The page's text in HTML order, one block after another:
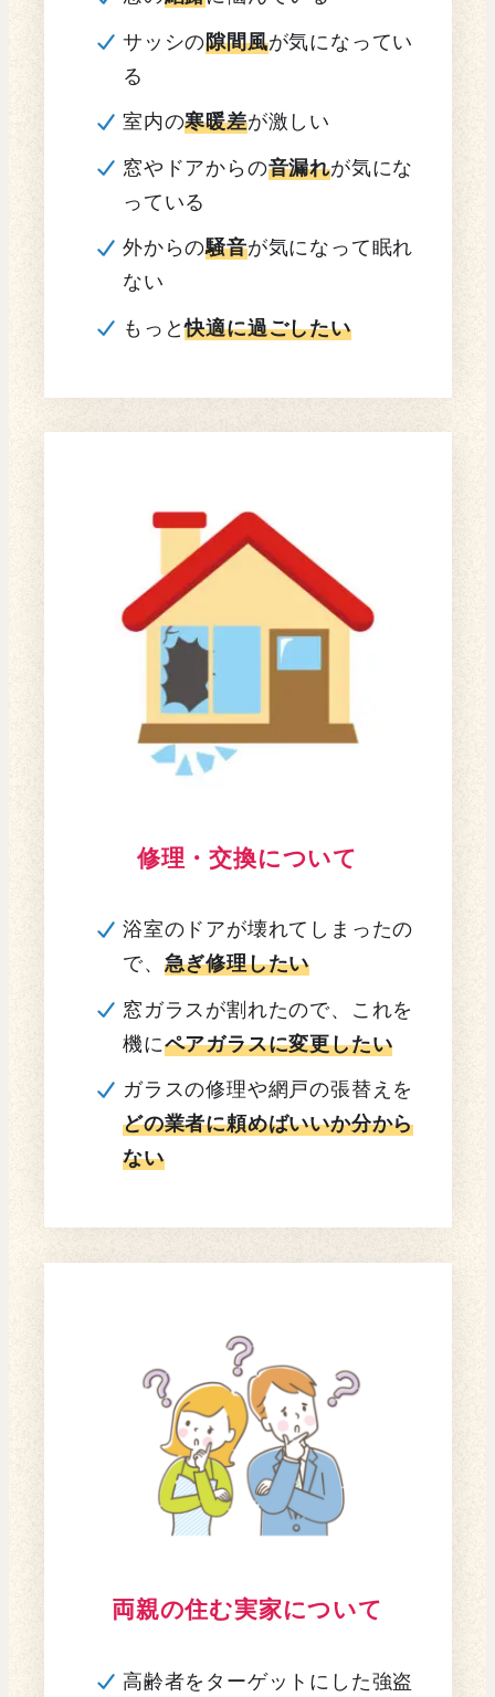
サッシの隙間風が気になってい
る
室内の寒暖差が激しい
窓やドアからの音漏れが気にな
っている
外からの騒音が気になって眠れ
ない
もっと快適に過ごしたい
修理・交換について
浴室のドアが壊れてしまったの
で、 急ぎ修理したい
窓ガラスが割れたので、これを
機にペアガラスに変更したい
ガラスの修理や網戸の張替えを
どの業者に頼めばいいか分から
ない
両親の住む実家について
高齢者をターゲットにした強盗